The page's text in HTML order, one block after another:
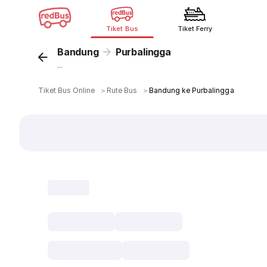
Tiket Bus Tiket Ferry
Bandung Purbalingga
...
Tiket Bus Online ＞ Rute Bus ＞Bandung ke Purbalingga